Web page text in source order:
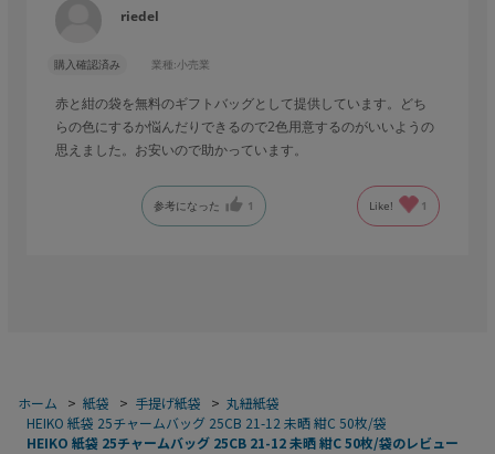
riedel
購入確認済み 業種:小売業
赤と紺の袋を無料のギフトバッグとして提供しています。どち
らの色にするか悩んだりできるので2色用意するのがいいようの
思えました。お安いので助かっています。
参考になった 1 Like! 1
ホーム > 紙袋 > 手提げ紙袋 > 丸紐紙袋
HEIKO 紙袋 25チャームバッグ 25CB 21-12 未晒 紺C 50枚/袋
HEIKO 紙袋 25チャームバッグ 25CB 21-12 未晒 紺C 50枚/袋のレビュー